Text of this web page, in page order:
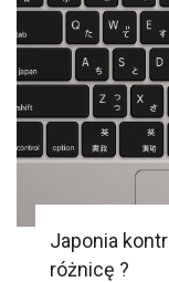
Japonia
różnicę ?